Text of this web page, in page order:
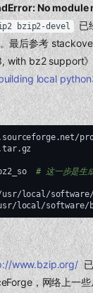
No module
bzip2-devel 已
最后参考
with bz2 support
local
# 这一步是
local/
www.bzip.org/已
，网络上一些